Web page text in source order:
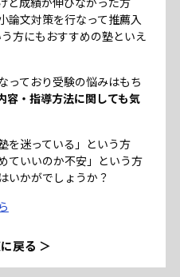
論文対策を行なって推薦入
方にもおすすめの塾といえ
っており受験の悩みはもち
容・指導方法に関しても気
を迷っている」という方
ていいのか不安」という方
いかがでしょうか？
戻る ＞